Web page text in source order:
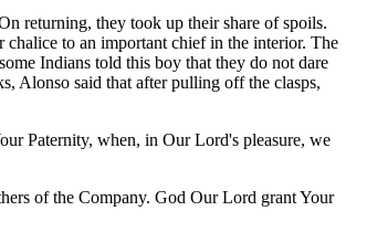
returning, they took up their share of spoils.
to an important chief in the interior. The
Indians told this boy that they do not dare
Alonso said that after pulling off the clasps,
Paternity, when, in Our Lord's pleasure, we
of the Company. God Our Lord grant Your